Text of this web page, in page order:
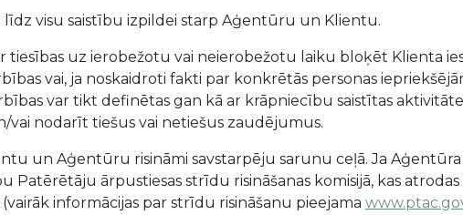
līdz visu saistību izpildei starp Aģentūru un Klientu.
tiesības uz ierobežotu vai neierobežotu laiku bloķēt Klienta
vai, ja noskaidroti fakti par konkrētās personas
var tikt definētas gan kā ar krāpniecību saistītas
vai nodarīt tiešus vai netiešus zaudējumus.
un Aģentūru risināmi savstarpēju sarunu ceļā. Ja
Patērētāju ārpustiesas strīdu risināšanas komisijā, kas atrodas
informācijas par strīdu risināšanu pieejama